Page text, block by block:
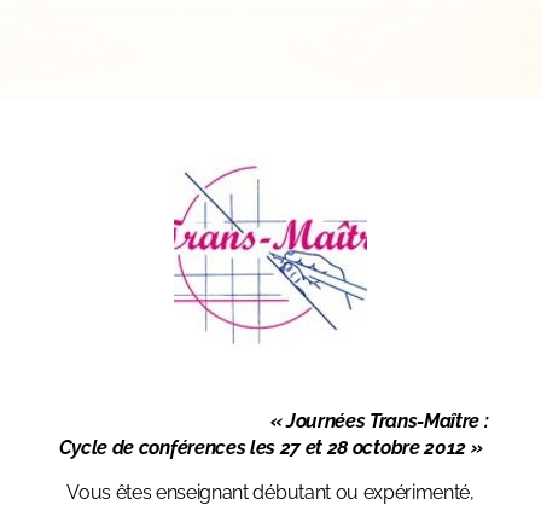
« Journées Trans-Maître :
Cycle de conférences les 27 et 28 octobre 2012 »
Vous êtes enseignant débutant ou expérimenté,